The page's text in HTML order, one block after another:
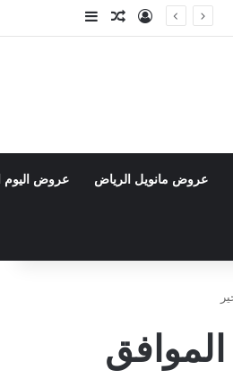
تسجيل الدخول
مقال عشوائي
إضافة عمود
عروض مانويل الرياض عروض اليوم
عروض رمضان من بن داود جدة الاسبوعية 4 مارس 2026 الموافق